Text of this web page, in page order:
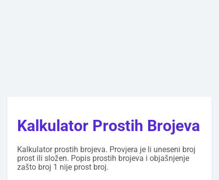
Kalkulator Prostih Brojeva
Kalkulator prostih brojeva. Provjera je li uneseni broj
prost ili složen. Popis prostih brojeva i objašnjenje
zašto broj 1 nije prost broj.